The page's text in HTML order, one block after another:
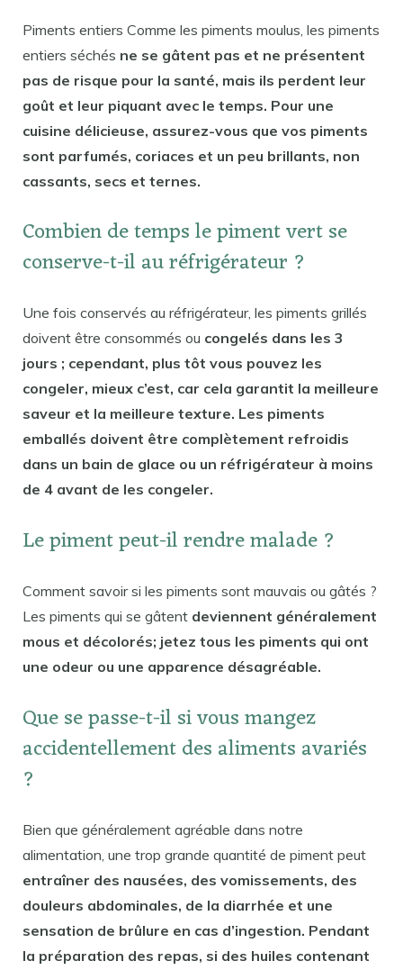
Piments entiers Comme les piments moulus, les piments
entiers séchés ne se gâtent pas et ne présentent
pas de risque pour la santé, mais ils perdent leur
goût et leur piquant avec le temps. Pour une
cuisine délicieuse, assurez-vous que vos piments
sont parfumés, coriaces et un peu brillants, non
cassants, secs et ternes.
Combien de temps le piment vert se
conserve-t-il au réfrigérateur ?
Une fois conservés au réfrigérateur, les piments grillés
doivent être consommés ou congelés dans les 3
jours ; cependant, plus tôt vous pouvez les
congeler, mieux c’est, car cela garantit la meilleure
saveur et la meilleure texture. Les piments
emballés doivent être complètement refroidis
dans un bain de glace ou un réfrigérateur à moins
de 4 avant de les congeler.
Le piment peut-il rendre malade ?
Comment savoir si les piments sont mauvais ou gâtés ?
Les piments qui se gâtent deviennent généralement
mous et décolorés; jetez tous les piments qui ont
une odeur ou une apparence désagréable.
Que se passe-t-il si vous mangez
accidentellement des aliments avariés
?
Bien que généralement agréable dans notre
alimentation, une trop grande quantité de piment peut
entraîner des nausées, des vomissements, des
douleurs abdominales, de la diarrhée et une
sensation de brûlure en cas d’ingestion. Pendant
la préparation des repas, si des huiles contenant